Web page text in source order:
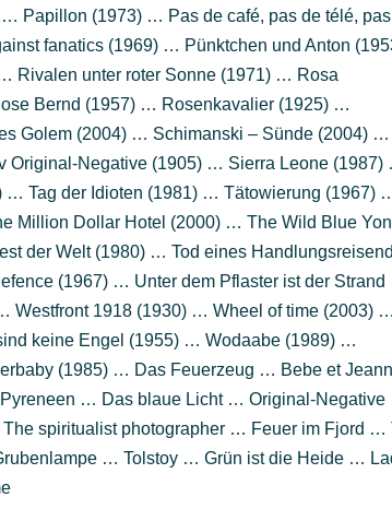
Papillon (1973) … Pas de café, pas de télé,
fanatics (1969) … Pünktchen und Anton
Rivalen unter roter Sonne (1971) … Rosa
Bernd (1957) … Rosenkavalier (1925) …
Golem (2004) … Schimanski – Sünde (2004) …
Negative (1905) … Sierra Leone (1987)
Tag der Idioten (1981) … Tätowierung (1967)
Million Dollar Hotel (2000) … The Wild Blue
der Welt (1980) … Tod eines
(1967) … Unter dem Pflaster ist der Strand
Westfront 1918 (1930) … Wheel of time (2003) …
keine Engel (1955) … Wodaabe (1989) …
(1985) … Das Feuerzeug … Bebe et
… Das blaue Licht … Original-Negative
spiritualist photographer … Feuer im Fjord …
… Tolstoy … Grün ist die Heide …